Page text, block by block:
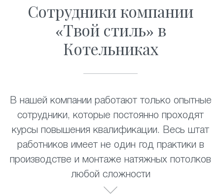
Сотрудники компании
«Твой стиль» в
Котельниках
В нашей компании работают только опытные
сотрудники, которые постоянно проходят
курсы повышения квалификации. Весь штат
работников имеет не один год практики в
производстве и монтаже натяжных потолков
любой сложности